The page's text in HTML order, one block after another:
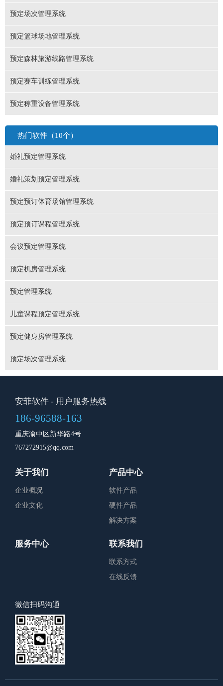
预定场次管理系统
预定篮球场地管理系统
预定森林旅游线路管理系统
预定赛车训练管理系统
预定称重设备管理系统
热门软件（10个）
婚礼预定管理系统
婚礼策划预定管理系统
预定预订体育场馆管理系统
预定预订课程管理系统
会议预定管理系统
预定机房管理系统
预定管理系统
儿童课程预定管理系统
预定健身房管理系统
预定场次管理系统
安菲软件 - 用户服务热线
186-96588-163
重庆渝中区新华路4号
767272915@qq.com
关于我们
企业概况
企业文化
产品中心
软件产品
硬件产品
解决方案
服务中心 联系我们
联系方式
在线反馈
微信扫码沟通